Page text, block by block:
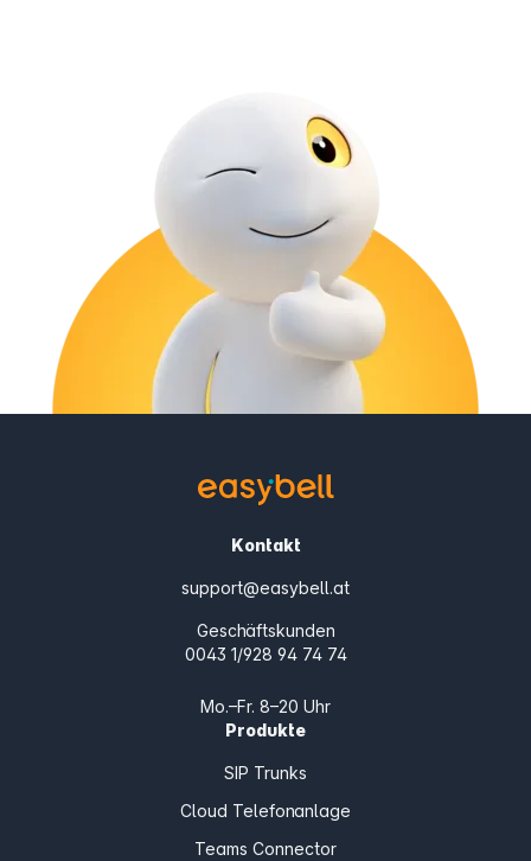
Kontakt
support@easybell.at
Geschäftskunden
0043 1/928 94 74 74
Mo.–Fr. 8–20 Uhr
Produkte
SIP Trunks
Cloud Telefonanlage
Teams Connector